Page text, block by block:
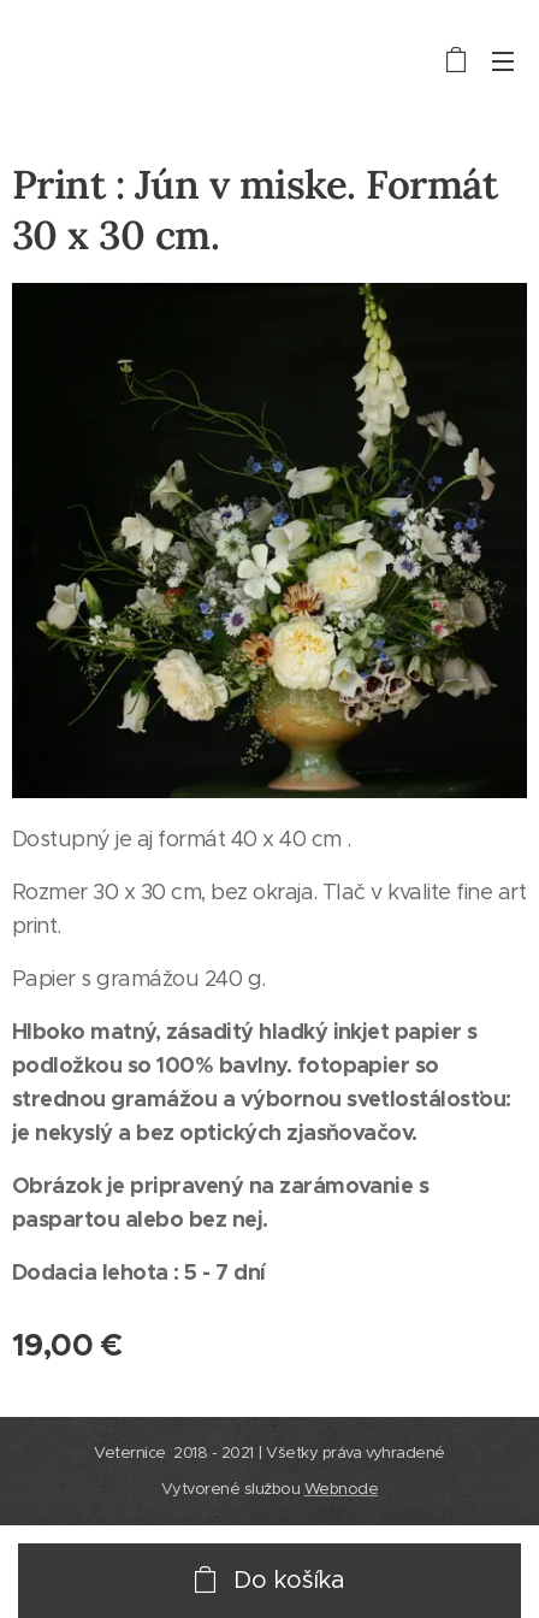
Print : Jún v miske. Formát
30 x 30 cm.
Dostupný je aj formát 40 x 40 cm .
Rozmer 30 x 30 cm, bez okraja. Tlač v kvalite fine art
print.
Papier s gramážou 240 g.
Hlboko matný, zásaditý hladký inkjet papier s
podložkou so 100% bavlny. fotopapier so
strednou gramážou a výbornou svetlostálosťou:
je nekyslý a bez optických zjasňovačov.
Obrázok je pripravený na zarámovanie s
paspartou alebo bez nej.
Dodacia lehota : 5 - 7 dní
19,00 €
Do košíka
Veternice 2018 - 2021 | Všetky práva vyhradené
Vytvorené službou Webnode